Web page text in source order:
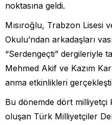
noktasına geldi.
Mısıroğlu, Trabzon Lisesi
Okulu’ndan arkadaşları
“Serdengeçti” dergileriyle
Mehmed Akif ve Kazım
anma etkinlikleri
Bu dönemde dört
oluşan Türk Milliyetçiler